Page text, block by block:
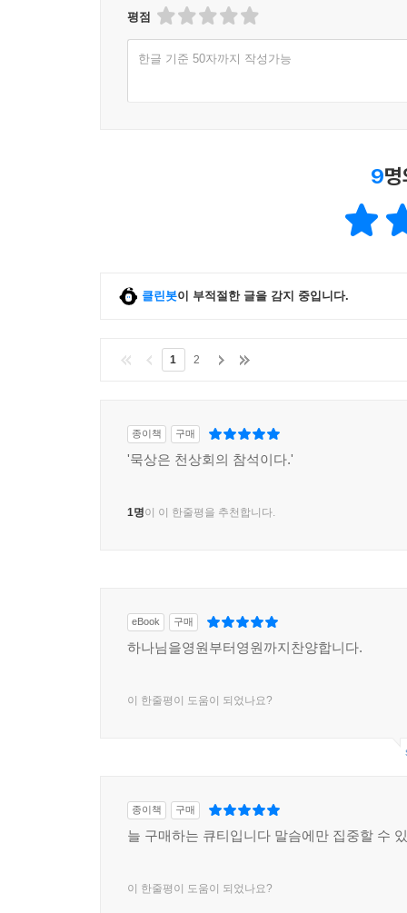
평점
한글 기준 50자까지 작성가능
9
클린봇이 부적절한 글을 감지 중입니다.
1 2
종이책 구매
'묵상은 천상회의 참석이다.'
1명이 이 한줄평을 추천합니다.
eBook 구매
하나님을영원부터영원까지찬양합니다.
이 한줄평이 도움이 되었나요?
종이책 구매
늘 구매하는 큐티입니다 말슴에만 집중할 수
이 한줄평이 도움이 되었나요?